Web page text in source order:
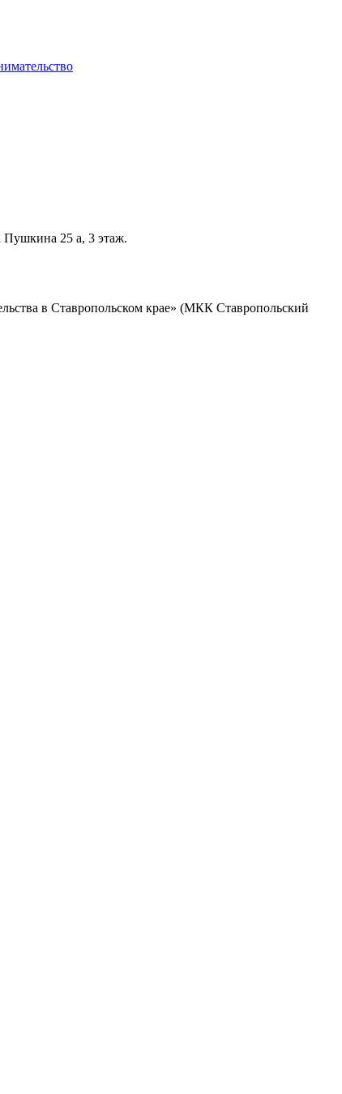
Пушкина 25 а, 3 этаж.
в Ставропольском крае» (МКК Ставропольский